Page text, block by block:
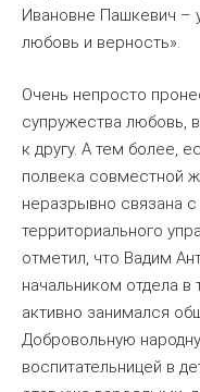
Ивановне Пашкевич –
любовь и верность».
Очень непросто
супружества любовь,
к другу. А тем более,
полвека совместной
неразрывно связана
территориального
отметил, что Вадим
начальником отдела в
активно занимался
Добровольную
воспитательницей в